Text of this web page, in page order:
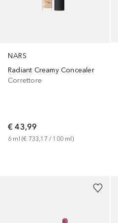
NARS
Radiant Creamy Concealer
Correttore
€ 43,99
6 ml (€ 733,17 / 100 ml)